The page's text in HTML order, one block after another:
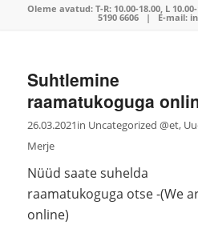
Oleme avatud: T-R: 10.00-18.00, L
5190 6606| E-mail:
Suhtlemine
raamatukoguga
26.03.2021in Uncategorized @et,
Merje
Nüüd saate suhelda
raamatukoguga otse -(We
online)